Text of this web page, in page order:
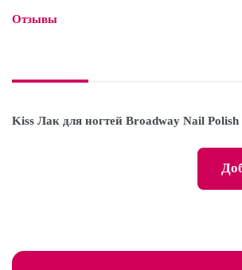
Отзывы
Kiss Лак для ногтей Broadway Nail